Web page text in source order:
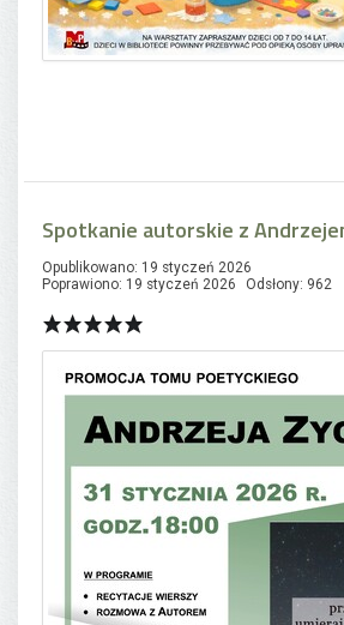
Spotkanie autorskie z
Opublikowano: 19 styczeń 2026
Poprawiono: 19 styczeń 2026
Odsłony: 962